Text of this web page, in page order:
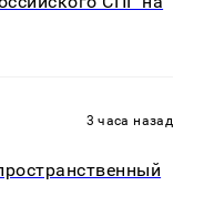
3 часа назад